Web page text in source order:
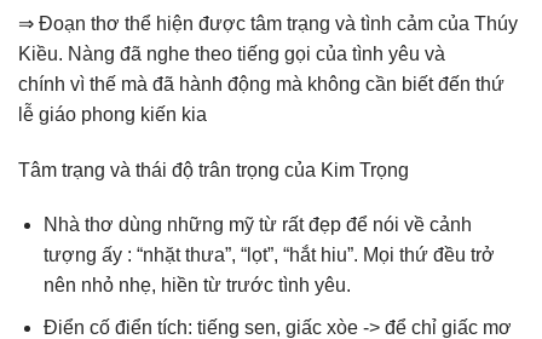
⇒ Đoạn thơ thể hiện được tâm trạng và tình cảm của Thúy
Kiều. Nàng đã nghe theo tiếng gọi của tình yêu và
chính vì thế mà đã hành động mà không cần biết đến thứ
lễ giáo phong kiến kia
Tâm trạng và thái độ trân trọng của Kim Trọng
Nhà thơ dùng những mỹ từ rất đẹp để nói về cảnh
tượng ấy : “nhặt thưa”, “lọt”, “hắt hiu”. Mọi thứ đều trở
nên nhỏ nhẹ, hiền từ trước tình yêu.
Điển cố điển tích: tiếng sen, giấc xòe -> để chỉ giấc mơ